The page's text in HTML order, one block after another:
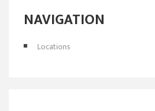
NAVIGATION
Locations